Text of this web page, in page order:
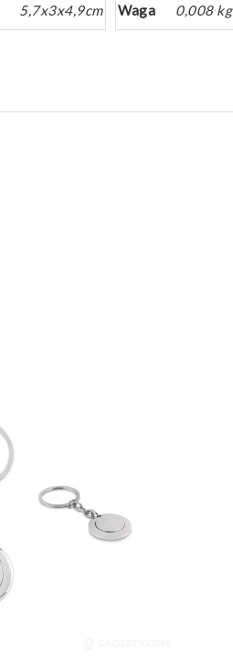
5,7x3x4,9cm Waga 0,008 kg